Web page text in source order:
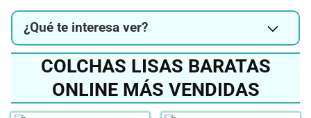
¿Qué te interesa ver?
COLCHAS LISAS BARATAS
ONLINE MÁS VENDIDAS